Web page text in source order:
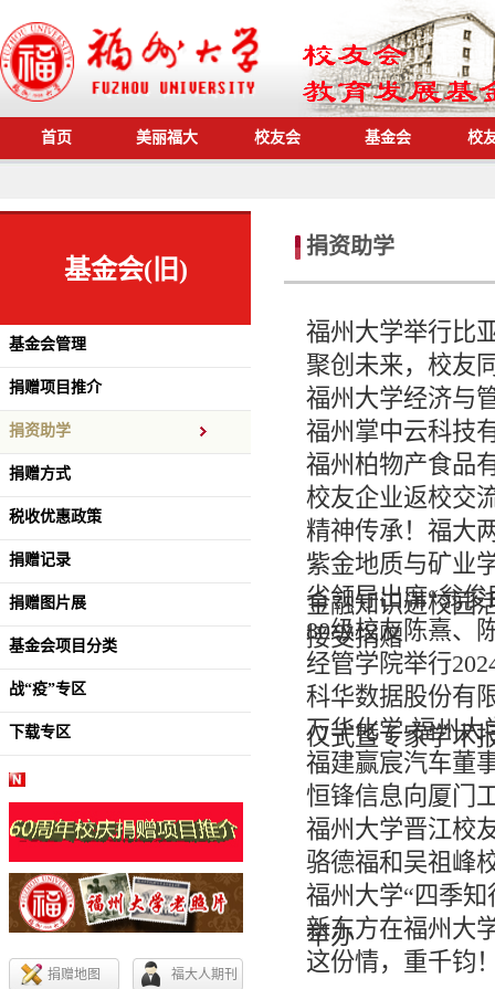
首页 美丽福大 校友会 基金会 校
基金会(旧)
基金会管理
捐赠项目推介
捐资助学
捐赠方式
税收优惠政策
捐赠记录
捐赠图片展
基金会项目分类
战“疫”专区
下载专区
捐赠地图 福大人期刊
捐资助学
福州大学举行比
聚创未来，校友
福州大学经济与
福州掌中云科技
福州柏物产食品
校友企业返校交
精神传承！福大
紫金地质与矿业
金融知识进校园
省领导出席“翁
接受捐赠
80级校友陈熹、
经管学院举行
科华数据股份有
仪式暨专家学术
万华化学-福州大
福建赢宸汽车董
恒锋信息向厦门
福州大学晋江校
骆德福和吴祖峰
福州大学“四季
举办
新东方在福州大
这份情，重千钧